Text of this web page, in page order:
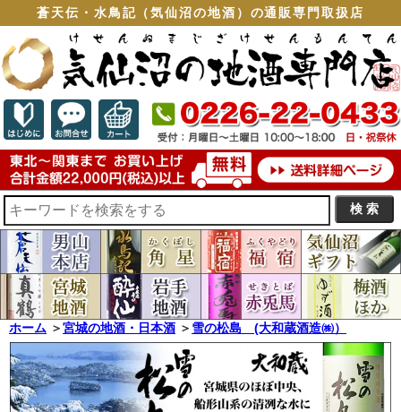
蒼天伝・水鳥記（気仙沼の地酒）の通販専門取扱店
ホーム ＞宮城の地酒・日本酒 ＞ 雪の松島 (大和蔵酒造㈱）